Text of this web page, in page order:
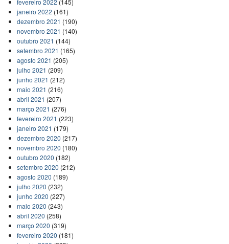
janeiro 2022 (161)
dezembro 2021 (190)
novembro 2021 (140)
outubro 2021 (144)
setembro 2021 (165)
agosto 2021 (205)
julho 2021 (209)
junho 2021 (212)
maio 2021 (216)
abril 2021 (207)
março 2021 (276)
fevereiro 2021 (223)
janeiro 2021 (179)
dezembro 2020 (217)
novembro 2020 (180)
outubro 2020 (182)
setembro 2020 (212)
agosto 2020 (189)
julho 2020 (232)
junho 2020 (227)
maio 2020 (243)
abril 2020 (258)
março 2020 (319)
fevereiro 2020 (181)